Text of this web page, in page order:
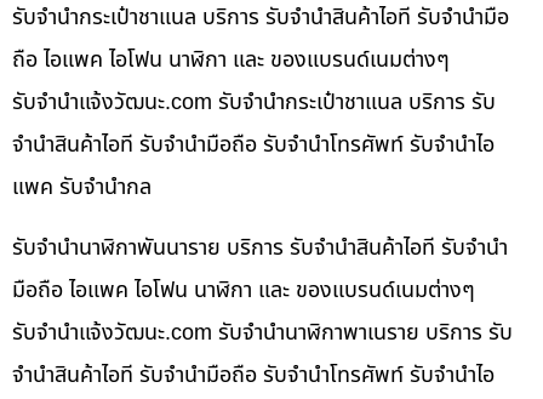
รับจำนำกระเป๋าชาแนล บริการ รับจำนำสินค้าไอที รับจำนำมือ
ถือ ไอแพค ไอโฟน นาฬิกา และ ของแบรนด์เนมต่างๆ
รับจํานําแจ้งวัฒนะ.com รับจำนำกระเป๋าชาแนล บริการ รับ
จำนำสินค้าไอที รับจำนำมือถือ รับจำนำโทรศัพท์ รับจำนำไอ
แพค รับจำนำกล
รับจำนำนาฬิกาพันนาราย บริการ รับจำนำสินค้าไอที รับจำนำ
มือถือ ไอแพค ไอโฟน นาฬิกา และ ของแบรนด์เนมต่างๆ
รับจํานําแจ้งวัฒนะ.com รับจำนำนาฬิกาพาเนราย บริการ รับ
จำนำสินค้าไอที รับจำนำมือถือ รับจำนำโทรศัพท์ รับจำนำไอ